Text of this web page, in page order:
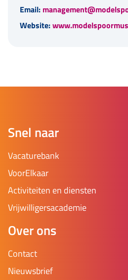
Email:
Website:
Snel naar
Vacaturebank
VoorElkaar
Activiteiten en diensten
Vrijwilligersacademie
Over ons
Contact
Nieuwsbrief